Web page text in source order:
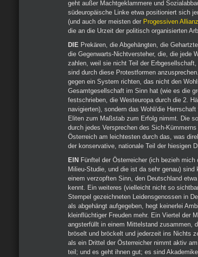
geht außer Machtgeklammere und
südeuropäische Linke etwa positioniert sich
(und auch der meisten der Progessiven Allianz
die an die Urzeit der politisch organisierten
DIE Prekären, die Abgehängten, die
die Gegenwarts-Nichtversteher, die, die jede
zahlen, weil sie nicht Teil der
sind durch diese Protestformen
gegen ein System richten, das nicht den
Gesamtgesellschaft im Sinn hat (wie es die
festschrieben, die Westeuropa durch die 2.
navigierten), sondern das Wohl/die
Eliten zum Maßstab zum Erfolg nimmt. Die
durch jedes Versprechen des Sich-
Österreich am leichtesten durch das, was
der konservative, nationale Teil der hiesigen
EIN Fünftel der Österreicher (ich bezieh
Milieu-Studie, und die ist da sehr genau)
einem verzopften Sinn, den Deutschland
kennt. Ein weiteres (vielleicht nicht so
Stempel gezeichneten Leidensgenossen in
als abgehängt aufgegeben, hegt keinerlei
kleinflüchtiger Freuden mehr. Ein Viertel der
angsterfüllt in einem Mittelstand zusammen,
bröselt und bröckelt und jederzeit ins Nichts
als ein Drittel der Österreicher nimmt aktiv
teil; und es geht ihnen gut; es sind